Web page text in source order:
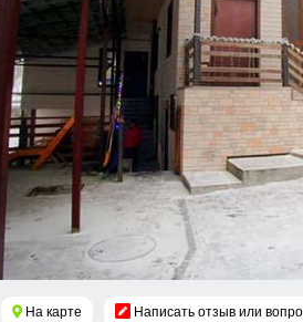
На карте Написать отзыв или